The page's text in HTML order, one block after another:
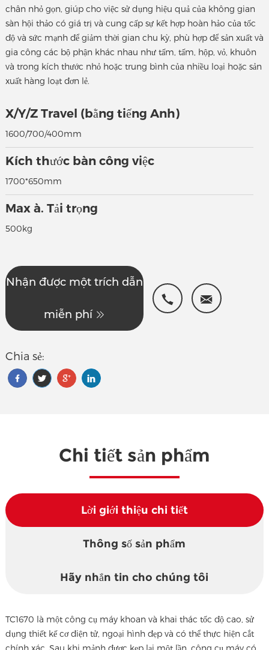
chân nhỏ gọn, giúp cho việc sử dụng hiệu quả của không gian
sàn hội thảo có giá trị và cung cấp sự kết hợp hoàn hảo của tốc
độ và sức mạnh để giảm thời gian chu kỳ, phù hợp để sản xuất và
gia công các bộ phận khác nhau như tấm, tấm, hộp, vỏ, khuôn
và trong kích thước nhỏ hoặc trung bình của nhiều loại hoặc sản
xuất hàng loạt đơn lẻ.
X/Y/Z Travel (bằng tiếng Anh)
1600/700/400mm
Kích thước bàn công việc
1700*650mm
Max à. Tải trọng
500kg
Nhận được một trích dẫn
miễn phí
Chia sẻ:
Chi tiết sản phẩm
Lời giới thiệu chi tiết
Thông số sản phẩm
Hãy nhắn tin cho chúng tôi
TC1670 là một công cụ máy khoan và khai thác tốc độ cao, sử
dụng thiết kế cơ điện tử, ngoại hình đẹp và có thể thực hiện cắt
chính xác. Sau khi mảnh được kẹp lại một lần, công cụ máy có